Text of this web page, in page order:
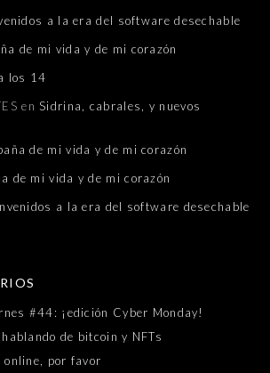
a la era del software desechable
de mi vida y de mi corazón
los 14
enSidrina, cabrales, y nuevos
de mi vida y de mi corazón
de mi vida y de mi corazón
a la era del software desechable
#44: ¡edición Cyber Monday!
de bitcoin y NFTs
online, por favor